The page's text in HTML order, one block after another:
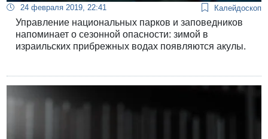
24 февраля 2019, 22:41 Калейдоскоп
Управление национальных парков и заповедников
напоминает о сезонной опасности: зимой в
израильских прибрежных водах появляются акулы.